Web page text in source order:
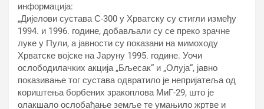
информација:
„Дијелови сустава С-300 у Хрватску су стигли између
1994. и 1996. године, добављали су се преко зрачне
луке у Пули, а јавности су показани на мимоходу
Хрватске војске на Јаруну 1995. године. Уочи
ослободилачких акција „Бљесак“ и „Олуја“, јавно
показивање тог сустава одвратило је непријатеља од
кориштења борбених зракоплова МиГ-29, што је
олакшало ослобађање земље те умањило жртве и